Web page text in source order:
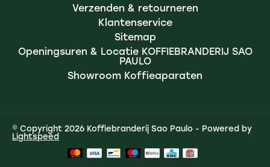
Verzenden & retourneren
Klantenservice
Sitemap
Openingsuren & Locatie KOFFIEBRANDERIJ SAO
PAULO
Showroom Koffieaparaten
© Copyright 2026 Koffiebranderij Sao Paulo - Powered by
Lightspeed